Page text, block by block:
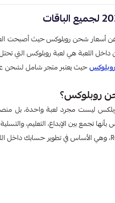
عن أسعار شحن روبلوكسحيث أصبحت
اللعبة هي لعبة روبلوكس التي تحتل
حيث يعتبر متجر شامل لشحن
روبلوكس؟
ليست مجرد لعبة واحدة، بل
تجمع بين الإبداع، التعليم،